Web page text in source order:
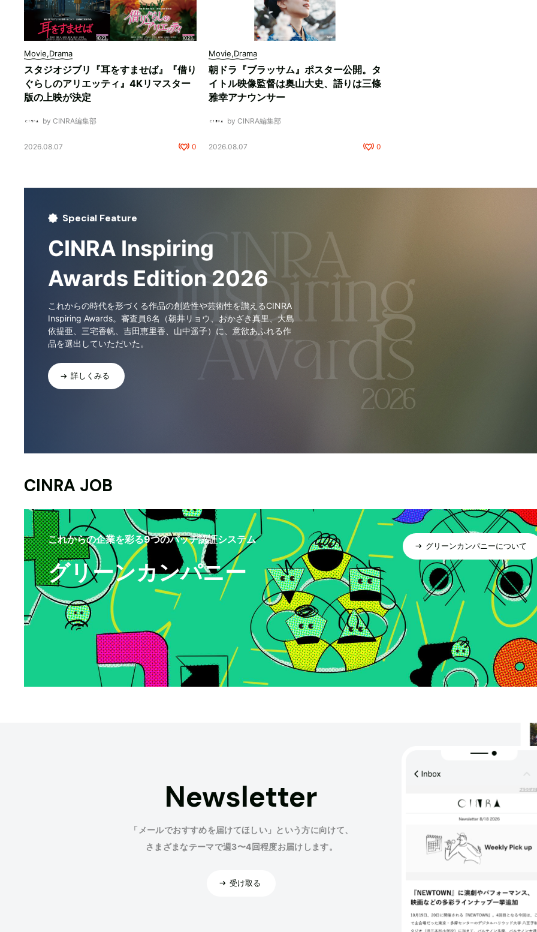
Movie,Drama
スタジオジブリ『耳をすませば』『借り
ぐらしのアリエッティ』4Kリマスター
版の上映が決定
by CINRA編集部
2026.08.07 0
Movie,Drama
朝ドラ『ブラッサム』ポスター公開。タ
イトル映像監督は奥山大史、語りは三條
雅幸アナウンサー
by CINRA編集部
2026.08.07 0
Special Feature
CINRA Inspiring
Awards Edition 2026
これからの時代を形づくる作品の創造性や芸術性を讃えるCINRA
Inspiring Awards。審査員6名（朝井リョウ、おかざき真里、大島
依提亜、三宅香帆、吉田恵里香、山中遥子）に、意欲あふれる作
品を選出していただいた。
詳しくみる
CINRA JOB
これからの企業を彩る9つのバッヂ認証システム
グリーンカンパニー
グリーンカンパニーについて
Newsletter
「メールでおすすめを届けてほしい」という方に向けて、
さまざまなテーマで週3〜4回程度お届けします。
受け取る